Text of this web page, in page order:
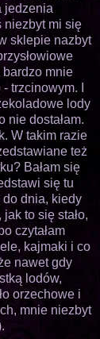
jedzenia
niezbyt mi się
sklepie nazbyt
mnie
trzcinowym. I
lody
nie dostałam.
W takim razie
też
Bałam się
się tu
do dnia, kiedy
to się stało,
czytałam
kajmaki i co
nawet gdy
lodów,
orzechowe i
mnie niezbyt